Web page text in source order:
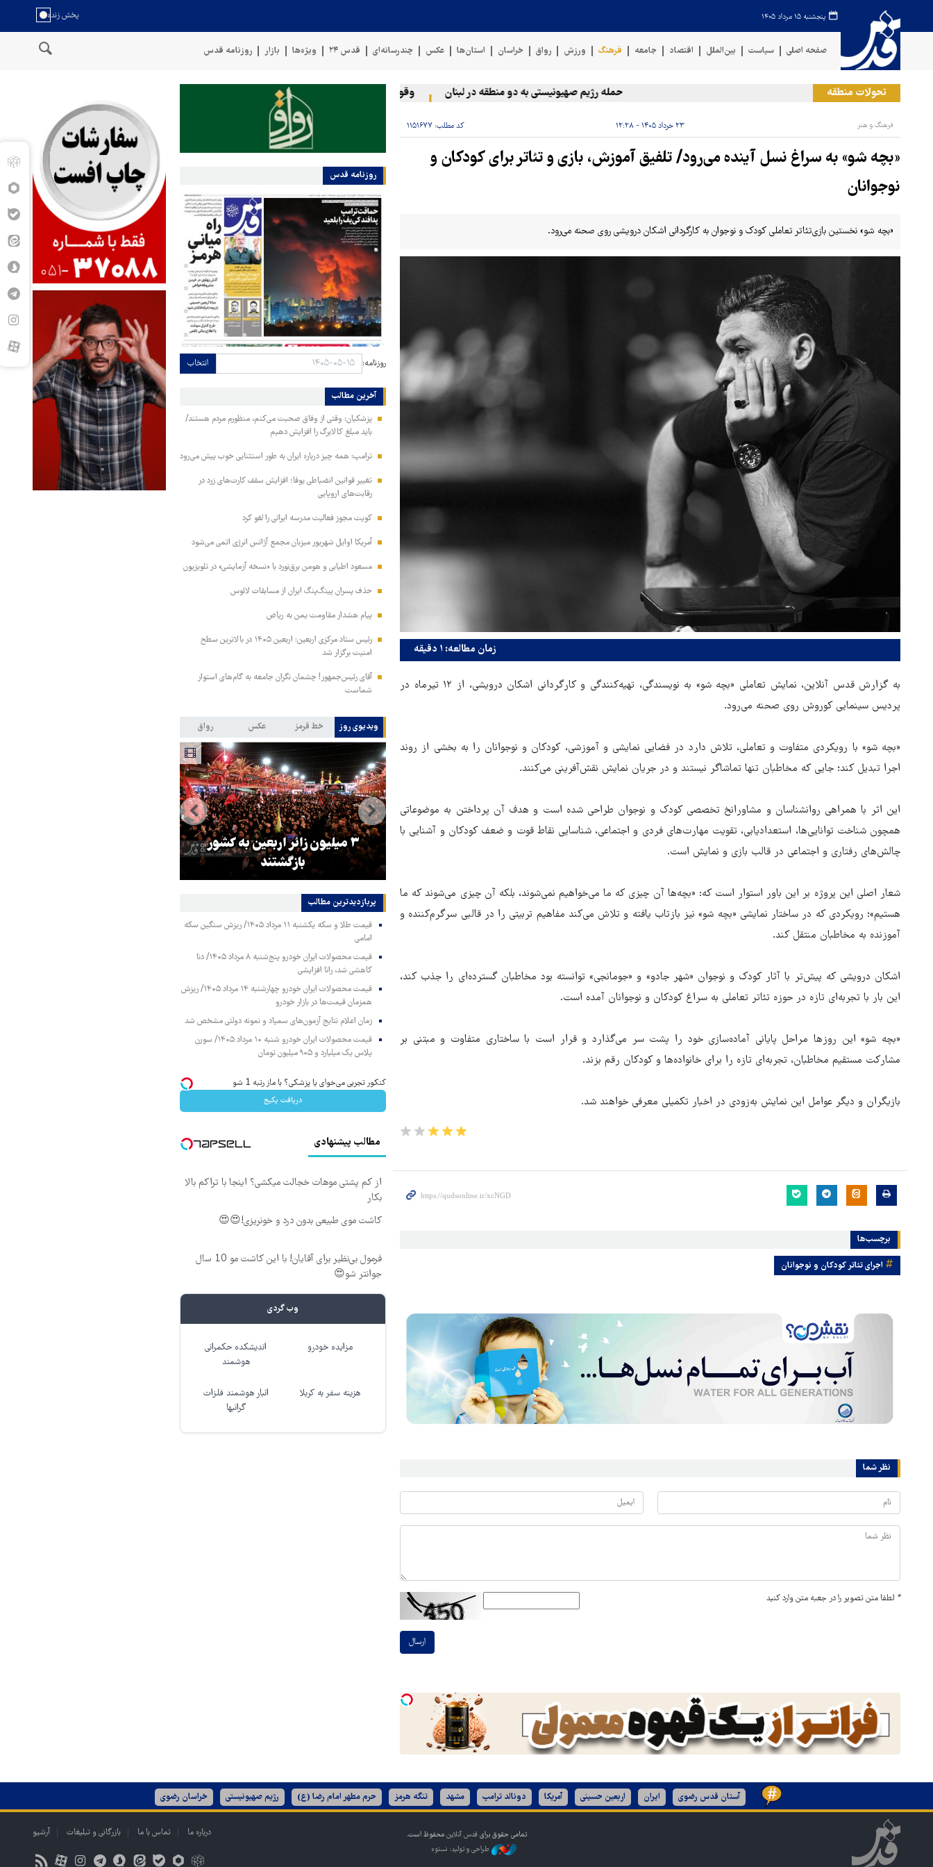
پنجشنبه ۱۵ مرداد ۱۴۰۵
صفحه اصلی سیاست بین‌الملل اقتصاد جامعه فرهنگ ورزش رواق خراسان استان‌ها عکس چندرسانه‌ای قدس ۲۴ ویژه‌ها بازار روزنامه قدس
تحولات منطقه حمله رژیم صهیونیستی به دو منطقه در لبنان وقوع حادثه دریایی در سواحل عمان
فرهنگ و هنر ۲۳ خرداد ۱۴۰۵ - ۱۲:۲۸ کد مطلب: ۱۱۵۱۶۷۷
«بچه شو» به سراغ نسل آینده می‌رود/ تلفیق آموزش، بازی و تئاتر برای کودکان و
نوجوانان
«بچه شو» نخستین بازی‌تئاتر تعاملی کودک و نوجوان به کارگردانی اشکان درویشی روی صحنه می‌رود.
زمان مطالعه: ۱ دقیقه
به گزارش قدس آنلاین، نمایش تعاملی «بچه شو» به نویسندگی، تهیه‌کنندگی و کارگردانی اشکان درویشی، از ۱۲ تیرماه در
پردیس سینمایی کوروش روی صحنه می‌رود.
«بچه شو» با رویکردی متفاوت و تعاملی، تلاش دارد در فضایی نمایشی و آموزشی، کودکان و نوجوانان را به بخشی از روند
اجرا تبدیل کند؛ جایی که مخاطبان تنها تماشاگر نیستند و در جریان نمایش نقش‌آفرینی می‌کنند.
این اثر با همراهی روانشناسان و مشاورانخ تخصصی کودک و نوجوان طراحی شده است و هدف آن پرداختن به موضوعاتی
همچون شناخت توانایی‌ها، استعدادیابی، تقویت مهارت‌های فردی و اجتماعی، شناسایی نقاط قوت و ضعف کودکان و آشنایی با
چالش‌های رفتاری و اجتماعی در قالب بازی و نمایش است.
شعار اصلی این پروژه بر این باور استوار است که: «بچه‌ها آن چیزی که ما می‌خواهیم نمی‌شوند، بلکه آن چیزی می‌شوند که ما
هستیم»؛ رویکردی که در ساختار نمایشی «بچه شو» نیز بازتاب یافته و تلاش می‌کند مفاهیم تربیتی را در قالبی سرگرم‌کننده و
آموزنده به مخاطبان منتقل کند.
اشکان درویشی که پیش‌تر با آثار کودک و نوجوان «شهر جادو» و «جومانجی» توانسته بود مخاطبان گسترده‌ای را جذب کند،
این بار با تجربه‌ای تازه در حوزه تئاتر تعاملی به سراغ کودکان و نوجوانان آمده است.
«بچه شو» این روزها مراحل پایانی آماده‌سازی خود را پشت سر می‌گذارد و قرار است با ساختاری متفاوت و مبتنی بر
مشارکت مستقیم مخاطبان، تجربه‌ای تازه را برای خانواده‌ها و کودکان رقم بزند.
بازیگران و دیگر عوامل این نمایش به‌زودی در اخبار تکمیلی معرفی خواهند شد.
برچسب‌ها
اجرای تئاتر کودکان و نوجوانان
نظر شما
* لطفا متن تصویر را در جعبه متن وارد کنید
ارسال
روزنامه قدس
روزنامه: انتخاب
آخرین مطالب
پزشکیان: وقتی از وفاق صحبت می‌کنم، منظورم مردم هستند/
باید مبلغ کالابرگ را افزایش دهیم
ترامپ: همه چیز درباره ایران به طور استثنایی خوب پیش می‌رود
تغییر قوانین انضباطی یوفا؛ افزایش سقف کارت‌های زرد در
رقابت‌های اروپایی
کویت مجوز فعالیت مدرسه ایرانی را لغو کرد
آمریکا اوایل شهریور میزبان مجمع آژانس انرژی اتمی می‌شود
مسعود اطیابی و هومن برق‌نورد با «نسخه آزمایشی» در تلویزیون
حذف پسران پینگ‌پنگ ایران از مسابقات لائوس
پیام هشدار مقاومت یمن به ریاض
رئیس ستاد مرکزی اربعین: اربعین ۱۴۰۵ در بالاترین سطح
امنیت برگزار شد
آقای رئیس‌جمهور! چشمان نگران جامعه به گام‌های استوار
شماست
ویدیوی روز خط قرمز عکس رواق
هماهنگی محور مقاومت، آمریکا را
در منطقه درمانده کرد
۳ میلیون زائر اربعین به کشور
بازگشتند
پربازدیدترین‌ مطالب
قیمت طلا و سکه یکشنبه ۱۱ مرداد ۱۴۰۵/ ریزش سنگین سکه
امامی
قیمت محصولات ایران خودرو پنج‌شنبه ۸ مرداد ۱۴۰۵/ دنا
کاهشی شد، رانا افزایشی
قیمت محصولات ایران خودرو چهارشنبه ۱۴ مرداد ۱۴۰۵/ ریزش
همزمان قیمت‌ها در بازار خودرو
زمان اعلام نتایج آزمون‌های سمپاد و نمونه دولتی مشخص شد
قیمت محصولات ایران خودرو شنبه ۱۰ مرداد ۱۴۰۵/ سورن
پلاس یک میلیارد و ۹۰۵ میلیون تومان
کنکور تجربی می‌خوای یا پزشکی؟ با ماز رتبه 1 شو
دریافت پکیج
مطالب پیشنهادی
از کم پشتی موهات خجالت میکشی؟ اینجا با تراکم بالا
بکار
کاشت موی طبیعی بدون درد و خونریزی!😍😍
فرمول بی‌نظیر برای آقایان! با این کاشت مو 10 سال
جوانتر شو😍
وب گردی
مزایده خودرو
اندیشکده حکمرانی
هوشمند
هزینه سفر به کربلا
انبار هوشمند فلزات
گرانبها
آستان قدس رضوی ایران اربعین حسینی آمریکا دونالد ترامپ مشهد تنگه هرمز حرم مطهر امام رضا (ع) رژیم صهیونیستی خراسان رضوی
تمامی حقوق برای قدس آنلاین محفوظ است.
طراحی و تولید: نستوه
درباره ما تماس با ما بازرگانی و تبلیغات آرشیو